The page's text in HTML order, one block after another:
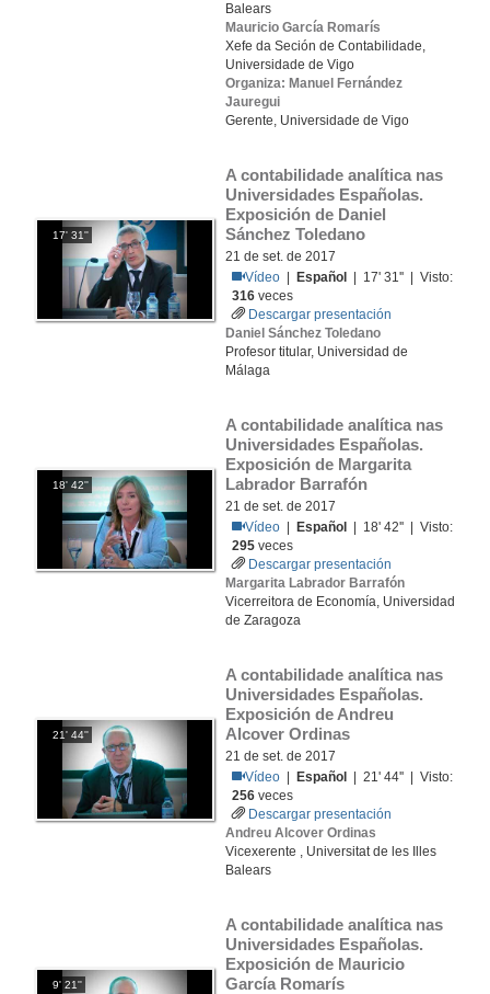
Balears
Mauricio García Romarís
Xefe da Seción de Contabilidade,
Universidade de Vigo
Organiza: Manuel Fernández
Jauregui
Gerente, Universidade de Vigo
17' 31''
A contabilidade analítica nas
Universidades Españolas.
Exposición de Daniel
Sánchez Toledano
21 de set. de 2017
Vídeo
Español
| 17' 31'' | Visto:
316 veces
Descargar presentación
Daniel Sánchez Toledano
Profesor titular, Universidad de
Málaga
18' 42''
A contabilidade analítica nas
Universidades Españolas.
Exposición de Margarita
Labrador Barrafón
21 de set. de 2017
Vídeo
Español
| 18' 42'' | Visto:
295 veces
Descargar presentación
Margarita Labrador Barrafón
Vicerreitora de Economía, Universidad
de Zaragoza
21' 44''
A contabilidade analítica nas
Universidades Españolas.
Exposición de Andreu
Alcover Ordinas
21 de set. de 2017
Vídeo
Español
| 21' 44'' | Visto:
256 veces
Descargar presentación
Andreu Alcover Ordinas
Vicexerente , Universitat de les Illes
Balears
9' 21''
A contabilidade analítica nas
Universidades Españolas.
Exposición de Mauricio
García Romarís